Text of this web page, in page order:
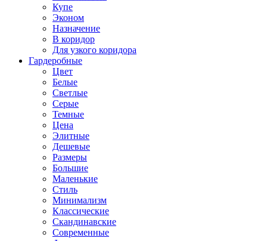
Купе
Эконом
Назначение
В коридор
Для узкого коридора
Гардеробные
Цвет
Белые
Светлые
Серые
Темные
Цена
Элитные
Дешевые
Размеры
Большие
Маленькие
Стиль
Минимализм
Классические
Скандинавские
Современные